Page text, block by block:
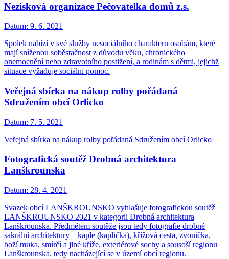
Nezisková organizace Pečovatelka domů z.s.
Datum: 9. 6. 2021
Spolek nabízí v své služby nesociálního charakteru osobám, které
mají sníženou soběstačnost z důvodu věku, chronického
onemocnění nebo zdravotního postižení, a rodinám s dětmi, jejichž
situace vyžaduje sociální pomoc.
Veřejná sbírka na nákup rolby pořádaná
Sdružením obcí Orlicko
Datum: 7. 5. 2021
Veřejná sbírka na nákup rolby pořádaná Sdružením obcí Orlicko
Fotografická soutěž Drobná architektura
Lanškrounska
Datum: 28. 4. 2021
Svazek obcí LANŠKROUNSKO vyhlašuje fotografickou soutěž
LANŠKROUNSKO 2021 v kategorii Drobná architektura
Lanškrounska. Předmětem soutěže jsou tedy fotografie drobné
sakrální architektury – kaple (kaplička), křížová cesta, zvonička,
boží muka, smírčí a jiné kříže, exteriérové sochy a sousoší regionu
Lanškrounska, tedy nacházející se v území obcí regionu.